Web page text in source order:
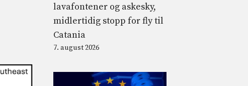
lavafontener og askesky,
midlertidig stopp for fly til
Catania
7. august 2026